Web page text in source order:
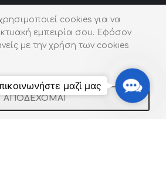
cookies για να
εμπειρία σου. Εφόσον
με την χρήση των cookies
ΑΠΟΔΕΧΟΜΑΙ
Contact
Us
μαζί μας